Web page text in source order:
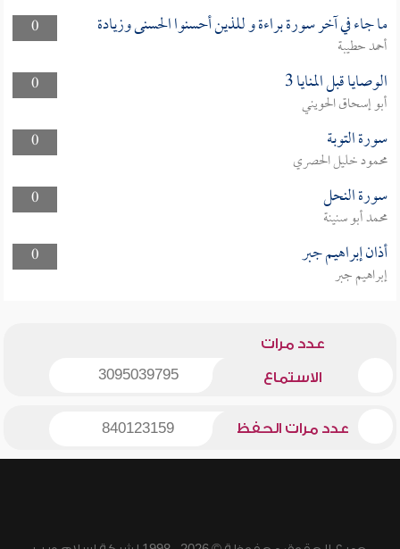
0 ما جاء في آخر سورة براءة و للذين أحسنوا الحسنى وزيادة
أحمد حطيبة
0
الوصايا قبل المنايا 3
أبو إسحاق الحويني
0
سورة التوبة
محمود خليل الحصري
0
سورة النحل
محمد أبو سنينة
0
أذان إبراهيم جبر
إبراهيم جبر
عدد مرات
الاستماع 3095039795
عدد مرات الحفظ 840123159